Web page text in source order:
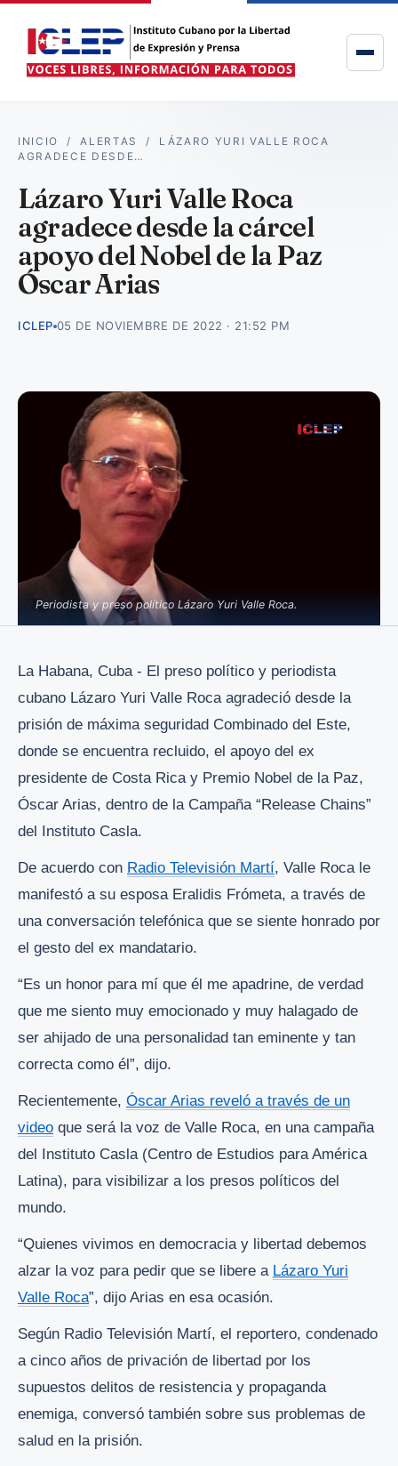
INICIO /ALERTAS / LÁZARO YURI VALLE ROCA
AGRADECE DESDE…
Lázaro Yuri Valle Roca
agradece desde la cárcel
apoyo del Nobel de la Paz
Óscar Arias
ICLEP 05 DE NOVIEMBRE DE 2022 · 21:52 PM
Periodista y preso político Lázaro Yuri Valle Roca.
La Habana, Cuba - El preso político y periodista
cubano Lázaro Yuri Valle Roca agradeció desde la
prisión de máxima seguridad Combinado del Este,
donde se encuentra recluido, el apoyo del ex
presidente de Costa Rica y Premio Nobel de la Paz,
Óscar Arias, dentro de la Campaña “Release Chains”
del Instituto Casla.
De acuerdo con Radio Televisión Martí, Valle Roca le
manifestó a su esposa Eralidis Frómeta, a través de
una conversación telefónica que se siente honrado por
el gesto del ex mandatario.
“Es un honor para mí que él me apadrine, de verdad
que me siento muy emocionado y muy halagado de
ser ahijado de una personalidad tan eminente y tan
correcta como él”, dijo.
Recientemente, Óscar Arias reveló a través de un
video que será la voz de Valle Roca, en una campaña
del Instituto Casla (Centro de Estudios para América
Latina), para visibilizar a los presos políticos del
mundo.
“Quienes vivimos en democracia y libertad debemos
alzar la voz para pedir que se libere a Lázaro Yuri
Valle Roca”, dijo Arias en esa ocasión.
Según Radio Televisión Martí, el reportero, condenado
a cinco años de privación de libertad por los
supuestos delitos de resistencia y propaganda
enemiga, conversó también sobre sus problemas de
salud en la prisión.